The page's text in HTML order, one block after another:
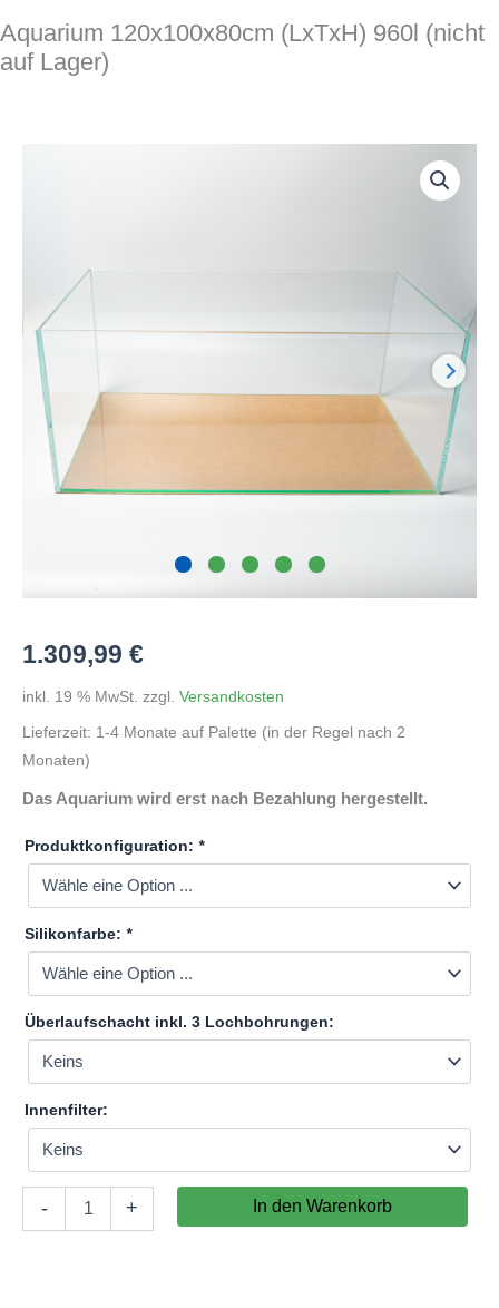
Aquarium 120x100x80cm (LxTxH) 960l (nicht
auf Lager)
1.309,99 €
inkl. 19 % MwSt. zzgl. Versandkosten
Lieferzeit: 1-4 Monate auf Palette (in der Regel nach 2
Monaten)
Das Aquarium wird erst nach Bezahlung hergestellt.
Produktkonfiguration: *
Silikonfarbe: *
Überlaufschacht inkl. 3 Lochbohrungen:
Innenfilter:
-
120x100x80cm + In den Warenkorb